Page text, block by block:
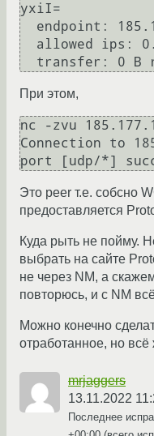
yxiI=
При этом,
nc -zvu
Connection to
Это peer т.е. собсно
предоставляется
Куда рыть не пойму.
выбрать на сайте
не через NM, а
повторюсь, и с NM
Можно конечно
отработанное, но всё
mrjaggers
13.11.2022
Последнее